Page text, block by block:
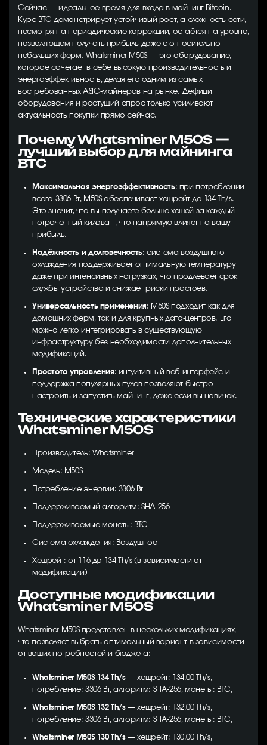
Сейчас — идеальное время для входа в майнинг Bitcoin.
Курс BTC демонстрирует устойчивый рост, а сложность сети,
несмотря на периодические коррекции, остаётся на уровне,
позволяющем получать прибыль даже с относительно
небольших ферм. Whatsminer M50S — это оборудование,
которое сочетает в себе высокую производительность и
энергоэффективность, делая его одним из самых
востребованных ASIC-майнеров на рынке. Дефицит
оборудования и растущий спрос только усиливают
актуальность покупки прямо сейчас.
Почему Whatsminer M50S —
лучший выбор для майнинга
BTC
Максимальная энергоэффективность: при потреблении
всего 3306 Вт, M50S обеспечивает хешрейт до 134 Th/s.
Это значит, что вы получаете больше хешей за каждый
потраченный киловатт, что напрямую влияет на вашу
прибыль.
Надёжность и долговечность: система воздушного
охлаждения поддерживает оптимальную температуру
даже при интенсивных нагрузках, что продлевает срок
службы устройства и снижает риски простоев.
Универсальность применения: M50S подходит как для
домашних ферм, так и для крупных дата-центров. Его
можно легко интегрировать в существующую
инфраструктуру без необходимости дополнительных
модификаций.
Простота управления: интуитивный веб-интерфейс и
поддержка популярных пулов позволяют быстро
настроить и запустить майнинг, даже если вы новичок.
Технические характеристики
Whatsminer M50S
Производитель: Whatsminer
Модель: M50S
Потребление энергии: 3306 Вт
Поддерживаемый алгоритм: SHA-256
Поддерживаемые монеты: BTC
Система охлаждения: Воздушное
Хешрейт: от 116 до 134 Th/s (в зависимости от
модификации)
Доступные модификации
Whatsminer M50S
Whatsminer M50S представлен в нескольких модификациях,
что позволяет выбрать оптимальный вариант в зависимости
от ваших потребностей и бюджета:
Whatsminer M50S 134 Th/s— хешрейт: 134.00 Th/s,
потребление: 3306 Вт, алгоритм: SHA-256, монеты: BTC,
Whatsminer M50S 132 Th/s— хешрейт: 132.00 Th/s,
потребление: 3306 Вт, алгоритм: SHA-256, монеты: BTC,
Whatsminer M50S 130 Th/s— хешрейт: 130.00 Th/s,